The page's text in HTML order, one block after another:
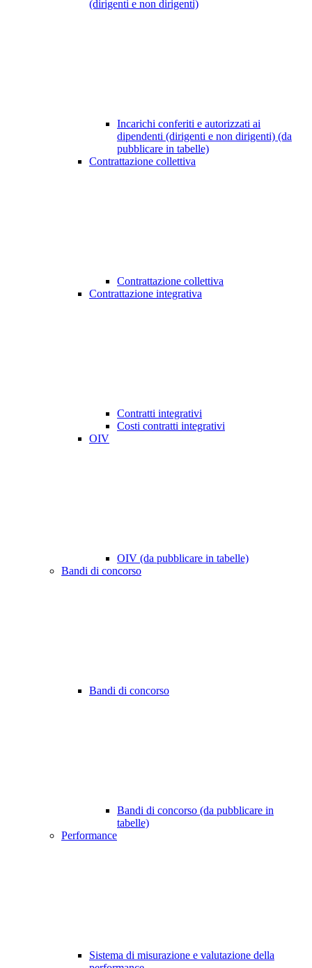
(dirigenti e non dirigenti)
Incarichi conferiti e autorizzati ai
dipendenti (dirigenti e non dirigenti) (da
pubblicare in tabelle)
Contrattazione collettiva
Contrattazione collettiva
Contrattazione integrativa
Contratti integrativi
Costi contratti integrativi
OIV
OIV (da pubblicare in tabelle)
Bandi di concorso
Bandi di concorso
Bandi di concorso (da pubblicare in
tabelle)
Performance
Sistema di misurazione e valutazione della